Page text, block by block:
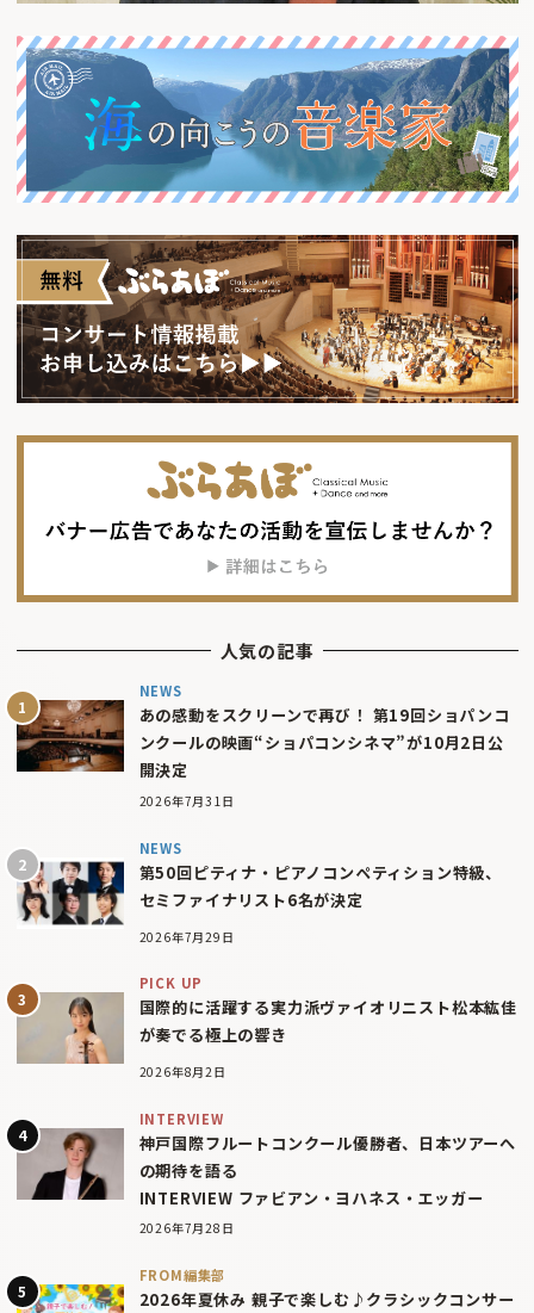
人気の記事
NEWS
あの感動をスクリーンで再び！ 第19回ショパンコ
ンクールの映画“ショパコンシネマ”が10月2日公
開決定
2026年7月31日
NEWS
第50回ピティナ・ピアノコンペティション特級、
セミファイナリスト6名が決定
2026年7月29日
PICK UP
国際的に活躍する実力派ヴァイオリニスト松本紘佳
が奏でる極上の響き
2026年8月2日
INTERVIEW
神戸国際フルートコンクール優勝者、日本ツアーへ
の期待を語る
INTERVIEW ファビアン・ヨハネス・エッガー
2026年7月28日
FROM編集部
2026年夏休み 親子で楽しむ♪クラシックコンサー